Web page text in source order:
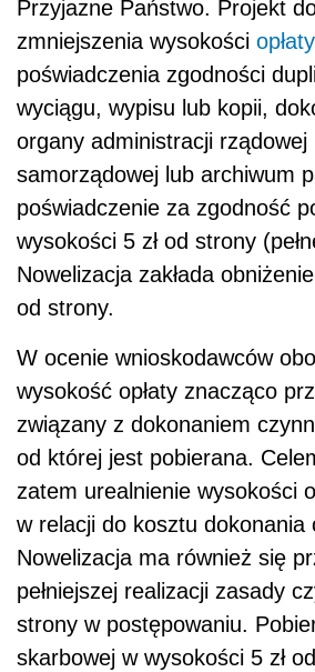
Przyjazne Państwo. Projekt
zmniejszenia wysokości opłaty
poświadczenia zgodności
wyciągu, wypisu lub kopii,
organy administracji rządowej
samorządowej lub archiwum
poświadczenie za zgodność
wysokości 5 zł od strony
Nowelizacja zakłada
od strony.
W ocenie wnioskodawców
wysokość opłaty znacząco
związany z dokonaniem
od której jest pobierana.
zatem urealnienie wysokości
w relacji do kosztu dokonania
Nowelizacja ma również się
pełniejszej realizacji zasady
strony w postępowaniu.
skarbowej w wysokości 5 zł